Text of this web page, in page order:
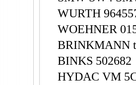
WURTH
WOEHNER
BRINKMANN
BINKS 502682
HYDAC VM